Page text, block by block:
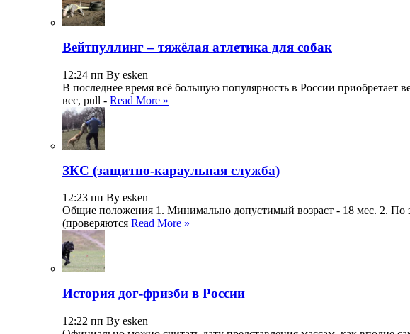
Вейтпуллинг – тяжёлая атлетика для собак
12:24 пп By esken
В последнее время всё большую популярность в России приобретает
вес, pull - Read More »
ЗКС (защитно-караульная служба)
12:23 пп By esken
Общие положения 1. Минимально допустимый возраст - 18 мес. 2. По
(проверяются Read More »
История дог-фризби в России
12:22 пп By esken